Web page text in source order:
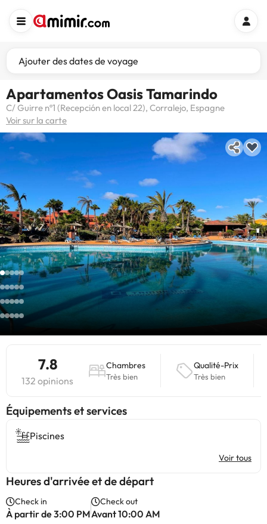
Ajouter des dates de voyage
Apartamentos Oasis Tamarindo
C/ Guirre nº1 (Recepción en local 22), Corralejo, Espagne
Voir sur la carte
7.8
132 opinions
Chambres
Très bien
Qualité-Prix
Très bien
​Équipements et services
Piscines
Voir tous
Heures d'arrivée et de départ
Check in
À partir de 3:00 PM
Check out
Avant 10:00 AM